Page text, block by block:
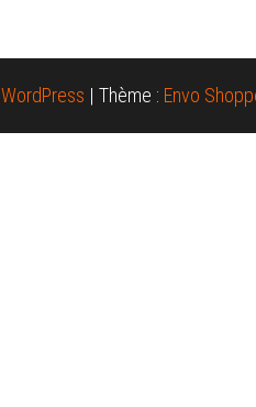
WordPress | Thème : Envo